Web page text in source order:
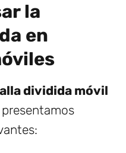
la
en
dividida móvil